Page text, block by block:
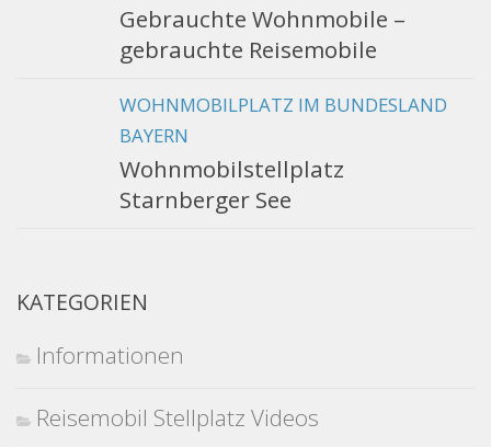
Gebrauchte Wohnmobile –
gebrauchte Reisemobile
WOHNMOBILPLATZ IM BUNDESLAND
BAYERN
Wohnmobilstellplatz
Starnberger See
KATEGORIEN
Informationen
Reisemobil Stellplatz Videos